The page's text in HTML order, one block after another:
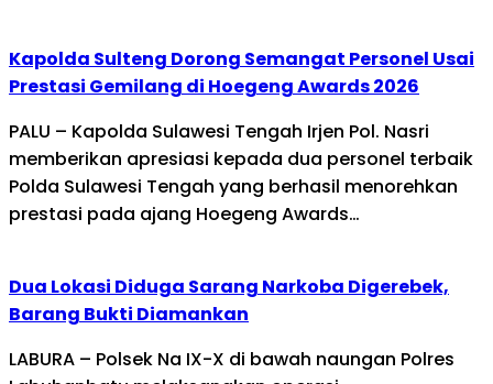
Kapolda Sulteng Dorong Semangat Personel Usai
Prestasi Gemilang di Hoegeng Awards 2026
PALU – Kapolda Sulawesi Tengah Irjen Pol. Nasri
memberikan apresiasi kepada dua personel terbaik
Polda Sulawesi Tengah yang berhasil menorehkan
prestasi pada ajang Hoegeng Awards…
Dua Lokasi Diduga Sarang Narkoba Digerebek,
Barang Bukti Diamankan
LABURA – Polsek Na IX-X di bawah naungan Polres